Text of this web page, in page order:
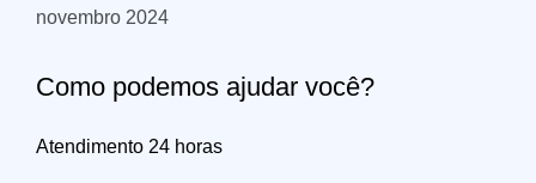
novembro 2024
Como podemos ajudar você?
Atendimento 24 horas